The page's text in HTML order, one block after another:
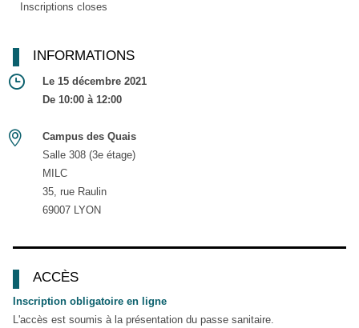
Inscriptions closes
INFORMATIONS
Le 15 décembre 2021
De 10:00 à 12:00
Campus des Quais
Salle 308 (3e étage)
MILC
35, rue Raulin
69007 LYON
ACCÈS
Inscription obligatoire en ligne
L'accès est soumis à la présentation du passe sanitaire.